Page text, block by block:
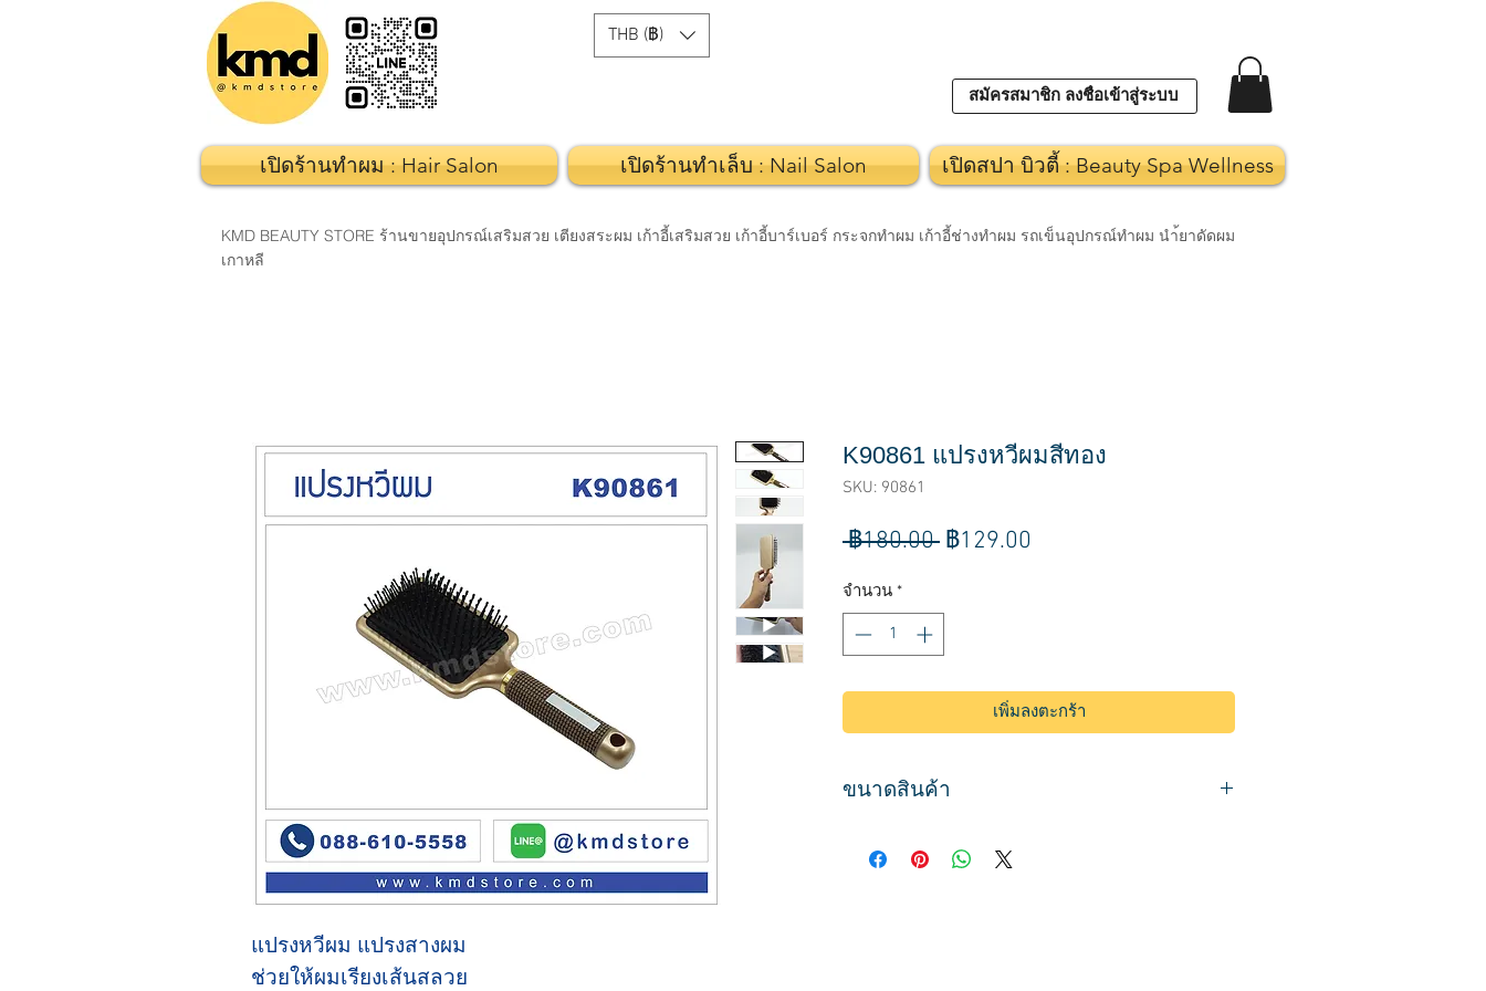
THB (฿)
สมัครสมาชิก ลงชื่อเข้าสู่ระบบ
เปิดร้านทำผม : Hair Salon เปิดร้านทำเล็บ : Nail Salon เปิดสปา บิวตี้ : Beauty Spa Wellness
KMD BEAUTY STORE ร้านขายอุปกรณ์เสริมสวย เตียงสระผม เก้าอี้เสริมสวย เก้าอี้บาร์เบอร์ กระจกทำผม เก้าอี้ช่างทำผม รถเข็นอุปกรณ์ทำผม นำ้ยาดัดผม
เกาหลี
แปรงหวีผม แปรงสางผม
ช่วยให้ผมเรียงเส้นสลวย
K90861 แปรงหวีผมสีทอง
SKU: 90861
฿180.00 ราคา
฿129.00
จำนวน *
เพิ่มลงตะกร้า
ขนาดสินค้า
กว้าง 8.5 ซม.